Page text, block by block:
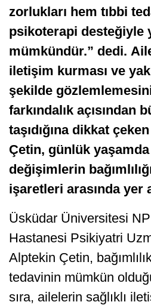
zorlukları hem tıbbi
psikoterapi desteğiyle
mümkündür.” dedi.
iletişim kurması ve
şekilde
farkındalık açısından
taşıdığına dikkat çeken
Çetin, günlük
değişimlerin
işaretleri arasında yer
Üsküdar Üniversitesi
Hastanesi Psikiyatri
Alptekin Çetin,
tedavinin mümkün
sıra, ailelerin sağlıklı